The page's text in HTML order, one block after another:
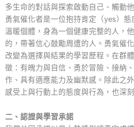
多生命的對話與探索啟動自己、觸動
勇氣催化者是一位抱持肯定（yes）
溫暖個體，身為一個健康完整的人，
的，帶著信心鼓勵周遭的人。勇氣催
改變為選擇與結果的學習歷程。在群
徵：有魄力與自信、勇於冒險、接納
作、具有適應能力及幽默感。除此之
感受上與行動上的態度與行為，也深
二、認證與學習承諾